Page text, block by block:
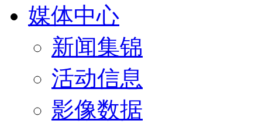
媒体中心
新闻集锦
活动信息
影像数据